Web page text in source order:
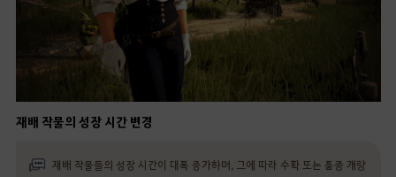
재배 작물의 성장 시간 변경
재배 작물들의 성장 시간이 대폭 증가하며, 그에 따라 수확 또는 품종 개량